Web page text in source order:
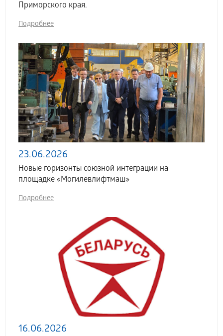
Приморского края.
Подробнее
23.06.2026
Новые горизонты союзной интеграции на
площадке «Могилевлифтмаш»
Подробнее
16.06.2026